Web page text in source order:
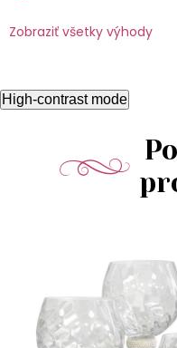
Zobraziť všetky výhody
High-contrast mode